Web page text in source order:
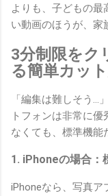
よりも、子どもの最
い動画のほうが、家
3分制限をク
る簡単カッ
「編集は難しそう…
トフォンは非常に
なくても、標準機能
1. iPhoneの場合：
iPhoneなら、写真